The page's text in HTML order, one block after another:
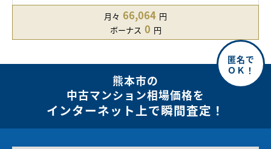
月々 66,064 円
ボーナス 0 円
熊本市の
中古マンション相場価格を
インターネット上で瞬間査定！